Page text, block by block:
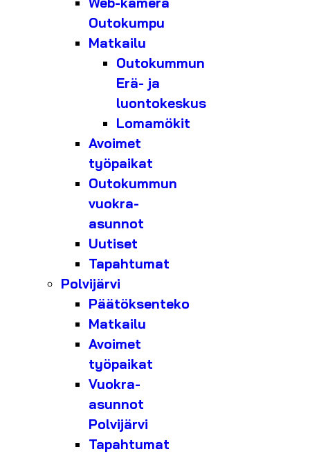
Outokumpu
Matkailu
Outokummun
Erä- ja
luontokeskus
Lomamökit
Avoimet
työpaikat
Outokummun
vuokra-
asunnot
Uutiset
Tapahtumat
Polvijärvi
Päätöksenteko
Matkailu
Avoimet
työpaikat
Vuokra-
asunnot
Polvijärvi
Tapahtumat